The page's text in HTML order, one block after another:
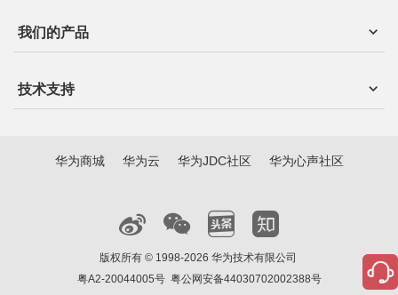
我们的产品
技术支持
华为商城 华为云 华为JDC社区 华为心声社区
版权所有 © 1998-2026 华为技术有限公司
粤A2-20044005号 粤公网安备44030702002388号